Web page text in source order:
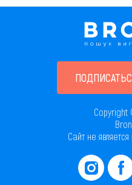
Copyright
Сайт не